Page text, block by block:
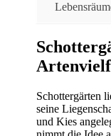
Schottergärten
seine
und Kies